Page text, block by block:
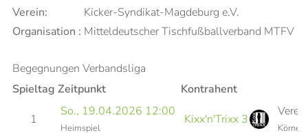
Verein:
Kicker-Syndikat-Magdeburg e.V.
Organisation : Mitteldeutscher Tischfußballverband MTFV
Begegnungen Verbandsliga
Spieltag Zeitpunkt
Kontrahent
1
So., 19.04.2026 12:00
Heimspiel
Kixx'n'Trixx 3